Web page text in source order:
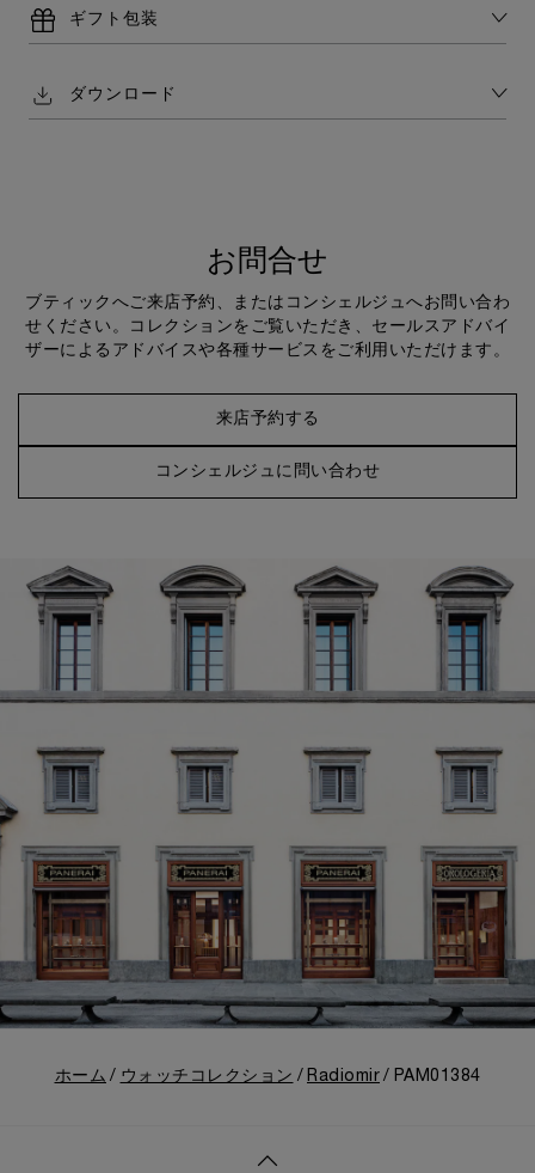
ギフト包装
ダウンロード
お問合せ
ブティックへご来店予約、またはコンシェルジュへお問い合わ
せください。コレクションをご覧いただき、セールスアドバイ
ザーによるアドバイスや各種サービスをご利用いただけます。
来店予約する
コンシェルジュに問い合わせ
ホーム ウォッチコレクション Radiomir PAM01384